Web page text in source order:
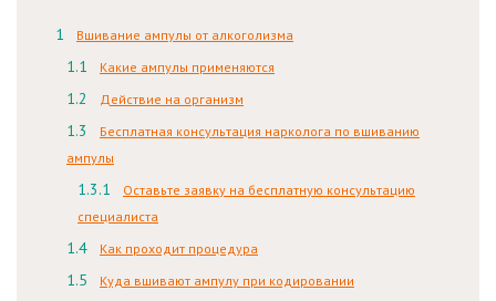
Вшивание ампулы от алкоголизма
Какие ампулы применяются
Действие на организм
Бесплатная консультация нарколога по вшиванию
ампулы
Оставьте заявку на бесплатную консультацию
специалиста
Как проходит процедура
Куда вшивают ампулу при кодировании